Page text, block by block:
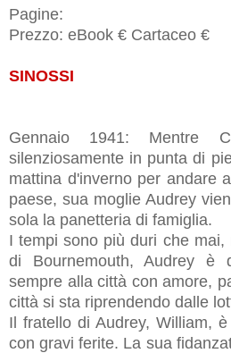
Pagine:
Prezzo: eBook € Cartaceo €
SINOSSI
Gennaio 1941: Mentre
silenziosamente in punta di
mattina d'inverno per andare
paese, sua moglie Audrey
sola la panetteria di famiglia.
I tempi sono più duri che
di Bournemouth, Audrey è
sempre alla città con amore,
città si sta riprendendo dalle
Il fratello di Audrey, William,
con gravi ferite. La sua